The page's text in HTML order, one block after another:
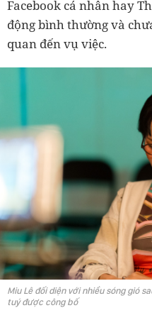
Facebook cá nhân hay
động bình thường và
quan đến vụ việc.
Miu Lê đối diện với nhiều sóng gió
tuý được công bố